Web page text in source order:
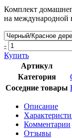
Комплект
на международной
-
Купить
Артикул
Категория
Соседние товары
Описание
Комментарии
Отзывы